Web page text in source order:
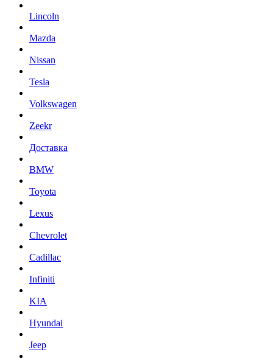
Lincoln
Mazda
Nissan
Tesla
Volkswagen
Zeekr
Доставка
BMW
Toyota
Lexus
Chevrolet
Cadillac
Infiniti
KIA
Hyundai
Jeep